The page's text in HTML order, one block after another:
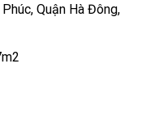
Quận Hà Đông,